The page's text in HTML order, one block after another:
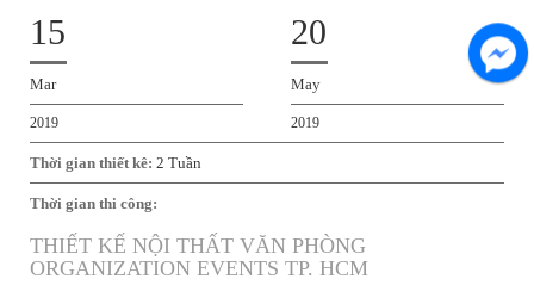
15
Mar
2019
20
May
2019
Thời gian thiết kê: 2 Tuần
Thời gian thi công:
THIẾT KẾ NỘI THẤT VĂN PHÒNG
ORGANIZATION EVENTS TP. HCM